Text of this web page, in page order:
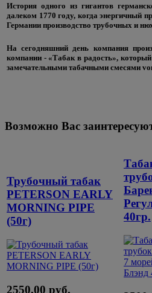
История одного из гигантов
далеком 1770 году, когда энергичный
Германии производство трубочных и
На сегодняшний день компания
компании - «Табак в радость», который
замечательными табачными смесями
Возможно Вас
Трубочный табак
PETERSON EARLY
MORNING PIPE
(50г)
2550,00 руб.
40гр.